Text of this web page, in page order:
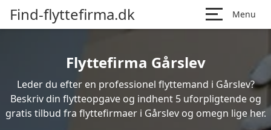
Find-flyttefirma.dk Menu
Flyttefirma Gårslev
Leder du efter en professionel flyttemand i Gårslev?
Beskriv din flytteopgave og indhent 5 uforpligtende og
gratis tilbud fra flyttefirmaer i Gårslev og omegn lige her.